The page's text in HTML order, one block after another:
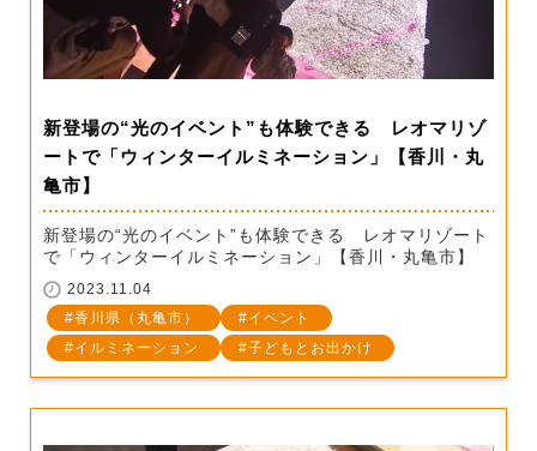
新登場の“光のイベント”も体験できる レオマリゾ
ートで「ウィンターイルミネーション」【香川・丸
亀市】
新登場の“光のイベント”も体験できる レオマリゾート
で「ウィンターイルミネーション」【香川・丸亀市】
2023.11.04
香川県（丸亀市）
イベント
イルミネーション
子どもとお出かけ